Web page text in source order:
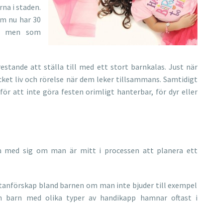
i staden.
nu har 30
men som
att ställa till med ett stort barnkalas. Just när
liv och rörelse när dem leker tillsammans. Samtidigt
att inte göra festen orimligt hanterbar, för dyr eller
sig om man är mitt i processen att planera ett
bland barnen om man inte bjuder till exempel
barn med olika typer av handikapp hamnar oftast i